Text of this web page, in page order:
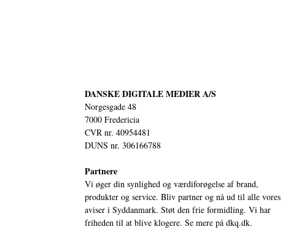
DANSKE DIGITALE MEDIER A/S
Norgesgade 48
7000 Fredericia
CVR nr. 40954481
DUNS nr. 306166788
Partnere
Vi øger din synlighed og værdiforøgelse af brand,
produkter og service. Bliv partner og nå ud til alle vores
aviser i Syddanmark. Støt den frie formidling. Vi har
friheden til at blive klogere. Se mere på dkq.dk.